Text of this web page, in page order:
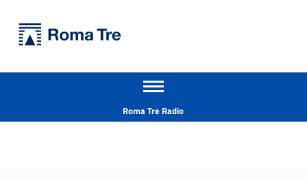
VALENTINA GALLORO - Università Roma Tre
Apri il menu secondario
Roma Tre Radio